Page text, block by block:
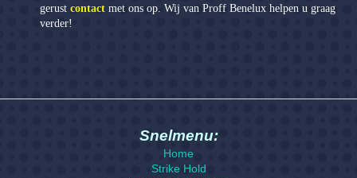
Andere producten
gerust contact met ons op. Wij van Proff Benelux helpen u graag
verder!
Snelmenu:
Home
Strike Hold